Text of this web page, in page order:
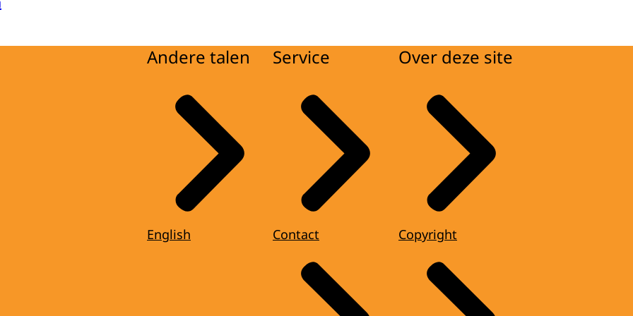
Andere talen
English
Service
Contact
Over deze site
Copyright